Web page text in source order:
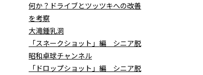
何か？ドライブとツッツキへの改善
を考察
大滝鍾乳洞
「スネークショット」編 シニア脱
昭和卓球チャンネル
「ドロップショット」編 シニア脱